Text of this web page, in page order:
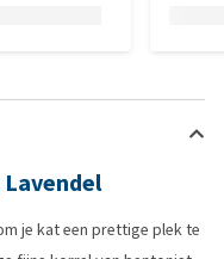
je kat een prettige plek te